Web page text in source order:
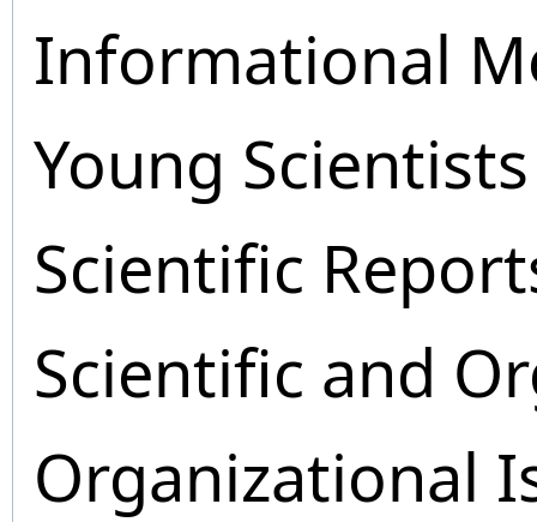
Informational
Young
Scientific
Scientific and
Organizational